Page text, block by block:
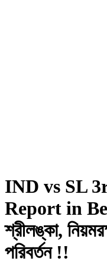
IND vs SL
Report in
শ্রীলঙ্কা,
পরিবর্তন !!